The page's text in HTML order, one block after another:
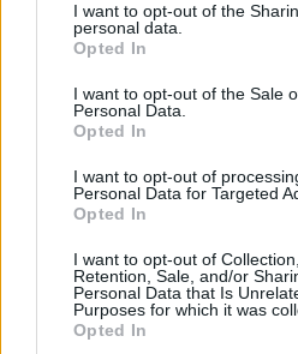
I want to opt-out of the
personal data.
Opted In
I want to opt-out of the Sale
Personal Data.
Opted In
I want to opt-out of
Personal Data for Targeted
Opted In
I want to opt-out of
Retention, Sale, and/or
Personal Data that Is
Purposes for which it was
Opted In